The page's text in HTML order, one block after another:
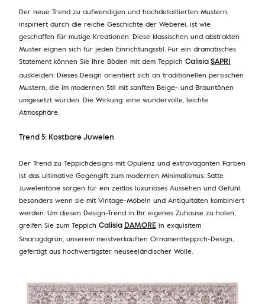
Der neue Trend zu aufwendigen und hochdetaillierten Mustern,
inspiriert durch die reiche Geschichte der Weberei, ist wie
geschaffen für mutige Kreationen. Diese klassischen und abstrakten
Muster eignen sich für jeden Einrichtungsstil. Für ein dramatisches
Statement können Sie Ihre Böden mit dem Teppich Calisia SAPRI
auskleiden: Dieses Design orientiert sich an traditionellen persischen
Mustern, die im modernen Stil mit sanften Beige- und Brauntönen
umgesetzt wurden. Die Wirkung: eine wundervolle, leichte
Atmosphäre.
Trend 5: Kostbare Juwelen
Der Trend zu Teppichdesigns mit Opulenz und extravaganten Farben
ist das ultimative Gegengift zum modernen Minimalismus: Satte
Juwelentöne sorgen für ein zeitlos luxuriöses Aussehen und Gefühl,
besonders wenn sie mit Vintage-Möbeln und Antiquitäten kombiniert
werden. Um diesen Design-Trend in Ihr eigenes Zuhause zu holen,
greifen Sie zum Teppich Calisia DAMORE in exquisitem
Smaragdgrün; unserem meistverkauften Ornamentteppich-Design,
gefertigt aus hochwertigster neuseeländischer Wolle.